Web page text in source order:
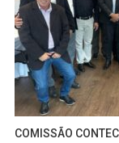
COMISSÃO